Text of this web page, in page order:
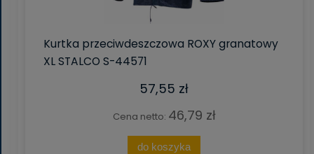
Kurtka przeciwdeszczowa ROXY granatowy
XL STALCO S-44571
57,55 zł
Cena netto: 46,79 zł
do koszyka